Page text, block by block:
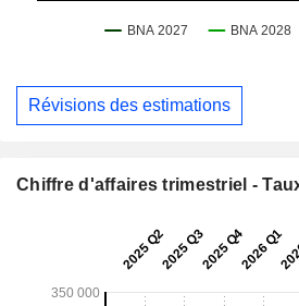
Révisions des estimations
Chiffre d'affaires trimestriel -